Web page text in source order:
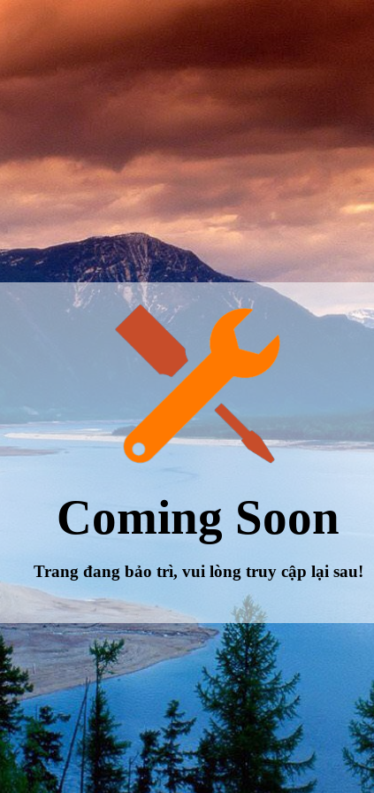
Coming Soon
Trang đang bảo trì, vui lòng truy cập lại sau!